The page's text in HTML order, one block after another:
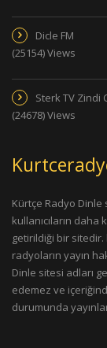
Dicle FM
(25154) Views
Sterk TV Zindi
(24678) Views
Kürtçe Radyo
kullanıcıların
getirildiği bir
radyoların yayın
Dinle sitesi adları
edemez ve
durumunda